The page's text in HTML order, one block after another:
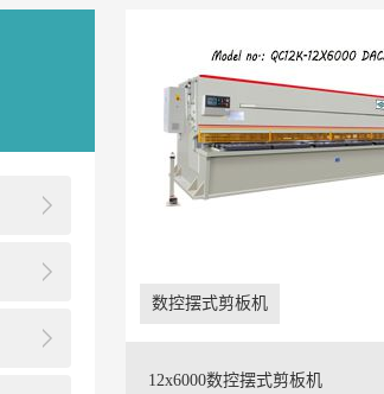
数控摆式剪板机
12x6000数控摆式剪板机